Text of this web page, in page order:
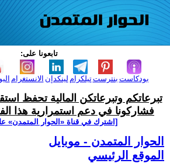
تابعونا على:
الانستغرام لينكدإن تيلكرامبنترست بودكاست
تبرعاتكم وتبرعاتكن المالية تحفظ
فشاركونا في دعم استمرارية هذا
[اشترك في قناة ‫«الحوار المتمدن»
الحوار المتمدن - موبايل
الموقع الرئيسي